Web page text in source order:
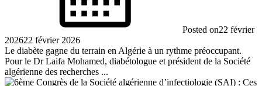
Posted on22 février
202622 février 2026
Le diabète gagne du terrain en Algérie à un rythme préoccupant.
Pour le Dr Laifa Mohamed, diabétologue et président de la Société
algérienne des recherches ...